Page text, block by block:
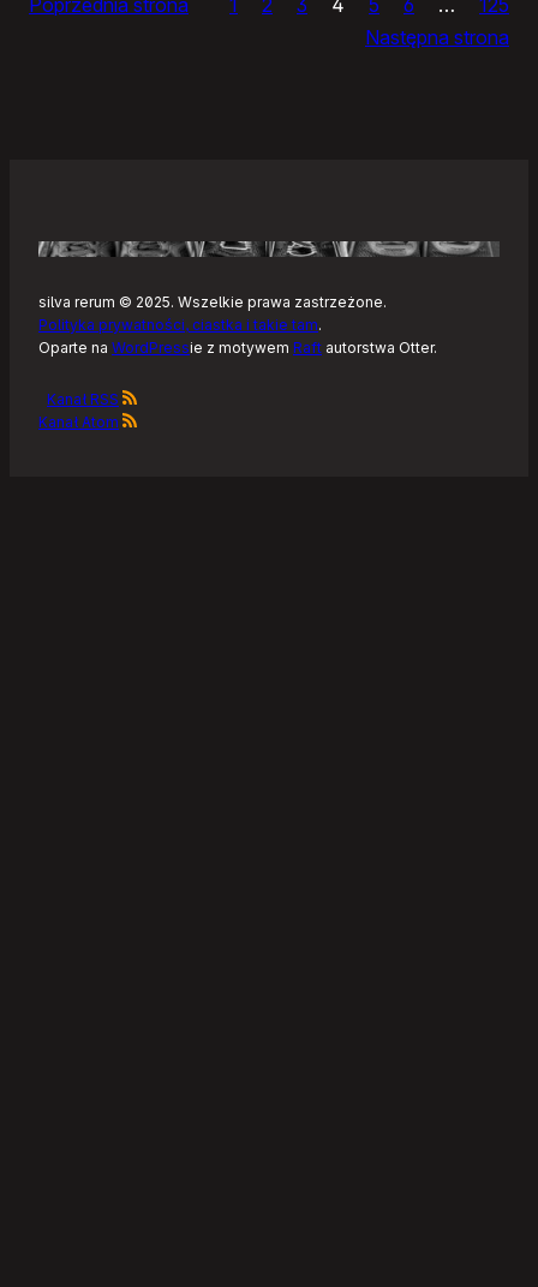
Następna strona
silva rerum © 2025. Wszelkie prawa zastrzeżone.
Polityka prywatności, ciastka i takie tam.
Oparte na WordPressie z motywem Raft autorstwa Otter.
Kanał RSS
Kanał Atom